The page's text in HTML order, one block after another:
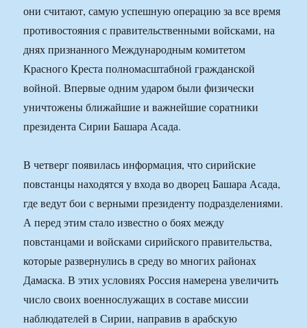
они считают, самую успешную операцию за все время
противостояния с правительственными войсками, на
днях признанного Международным комитетом
Красного Креста полномасштабной гражданской
войной. Впервые одним ударом были физически
уничтожены ближайшие и важнейшие соратники
президента Сирии Башара Асада.
В четверг появилась информация, что сирийские
повстанцы находятся у входа во дворец Башара Асада,
где ведут бои с верными президенту подразделениями.
А перед этим стало известно о боях между
повстанцами и войсками сирийского правительства,
которые развернулись в среду во многих районах
Дамаска. В этих условиях Россия намерена увеличить
число своих военнослужащих в составе миссии
наблюдателей в Сирии, направив в арабскую